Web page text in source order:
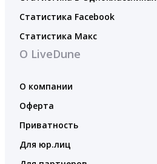
Статистика Facebook
Статистика Макс
О LiveDune
О компании
Оферта
Приватность
Для юр.лиц